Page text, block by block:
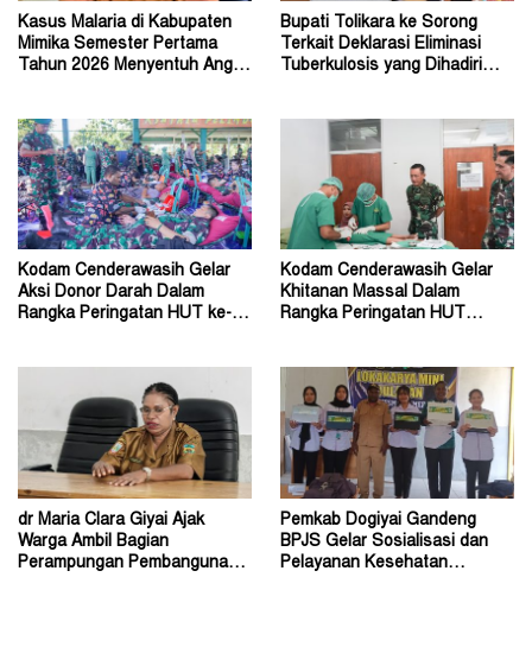
Kasus Malaria di Kabupaten
Mimika Semester Pertama
Tahun 2026 Menyentuh Angka
Bupati Tolikara ke Sorong
Terkait Deklarasi Eliminasi
Tuberkulosis yang Dihadiri
Kodam Cenderawasih Gelar
Aksi Donor Darah Dalam
Rangka Peringatan HUT ke-63
Kodam Cenderawasih Gelar
Khitanan Massal Dalam
Rangka Peringatan HUT
dr Maria Clara Giyai Ajak
Warga Ambil Bagian
Perampungan Pembangunan
Pemkab Dogiyai Gandeng
BPJS Gelar Sosialisasi dan
Pelayanan Kesehatan